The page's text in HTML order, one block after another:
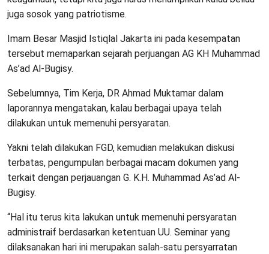
juga sosok yang patriotisme.
Imam Besar Masjid Istiqlal Jakarta ini pada kesempatan
tersebut memaparkan sejarah perjuangan AG KH Muhammad
As’ad Al-Bugisy.
Sebelumnya, Tim Kerja, DR Ahmad Muktamar dalam
laporannya mengatakan, kalau berbagai upaya telah
dilakukan untuk memenuhi persyaratan.
Yakni telah dilakukan FGD, kemudian melakukan diskusi
terbatas, pengumpulan berbagai macam dokumen yang
terkait dengan perjauangan G. K.H. Muhammad As’ad Al-
Bugisy.
“Hal itu terus kita lakukan untuk memenuhi persyaratan
administraif berdasarkan ketentuan UU. Seminar yang
dilaksanakan hari ini merupakan salah-satu persyarratan